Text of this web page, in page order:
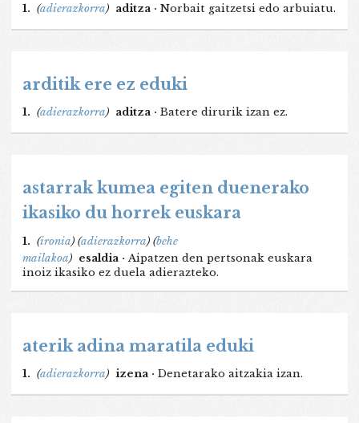
1. (adierazkorra) aditza · Norbait gaitzetsi edo arbuiatu.
arditik ere ez eduki
1. (adierazkorra) aditza · Batere dirurik izan ez.
astarrak kumea egiten duenerako
ikasiko du horrek euskara
1. (ironia) (adierazkorra) (behe
mailakoa) esaldia · Aipatzen den pertsonak euskara
inoiz ikasiko ez duela adierazteko.
aterik adina maratila eduki
1. (adierazkorra) izena · Denetarako aitzakia izan.